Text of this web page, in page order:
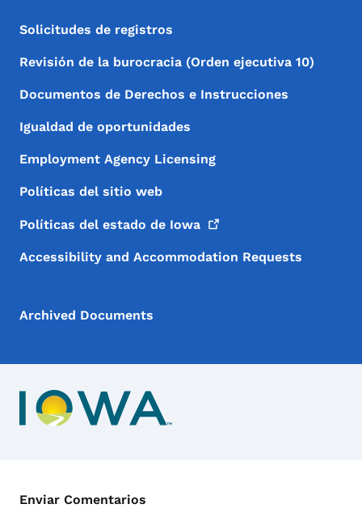
Solicitudes de registros
Revisión de la burocracia (Orden ejecutiva 10)
Documentos de Derechos e Instrucciones
Igualdad de oportunidades
Employment Agency Licensing
Políticas del sitio web
Políticas del estado de Iowa
Accessibility and Accommodation Requests
Archived Documents
Menú de Contacto
Enviar Comentarios